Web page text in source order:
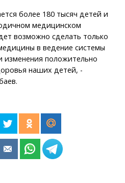
более 180 тысяч детей и
медицинском
возможно сделать только
в ведение системы
изменения положительно
наших детей, -